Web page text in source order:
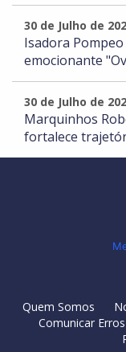
30 de Julho de
Isadora
emocionante
30 de Julho de
Marquinhos
fortalece
Quem Somos
Comunicar Erros